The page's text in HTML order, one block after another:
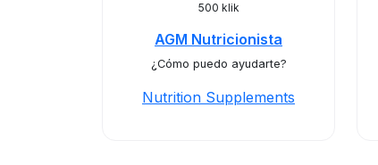
500 klik
AGM Nutricionista
¿Cómo puedo ayudarte?
Nutrition Supplements